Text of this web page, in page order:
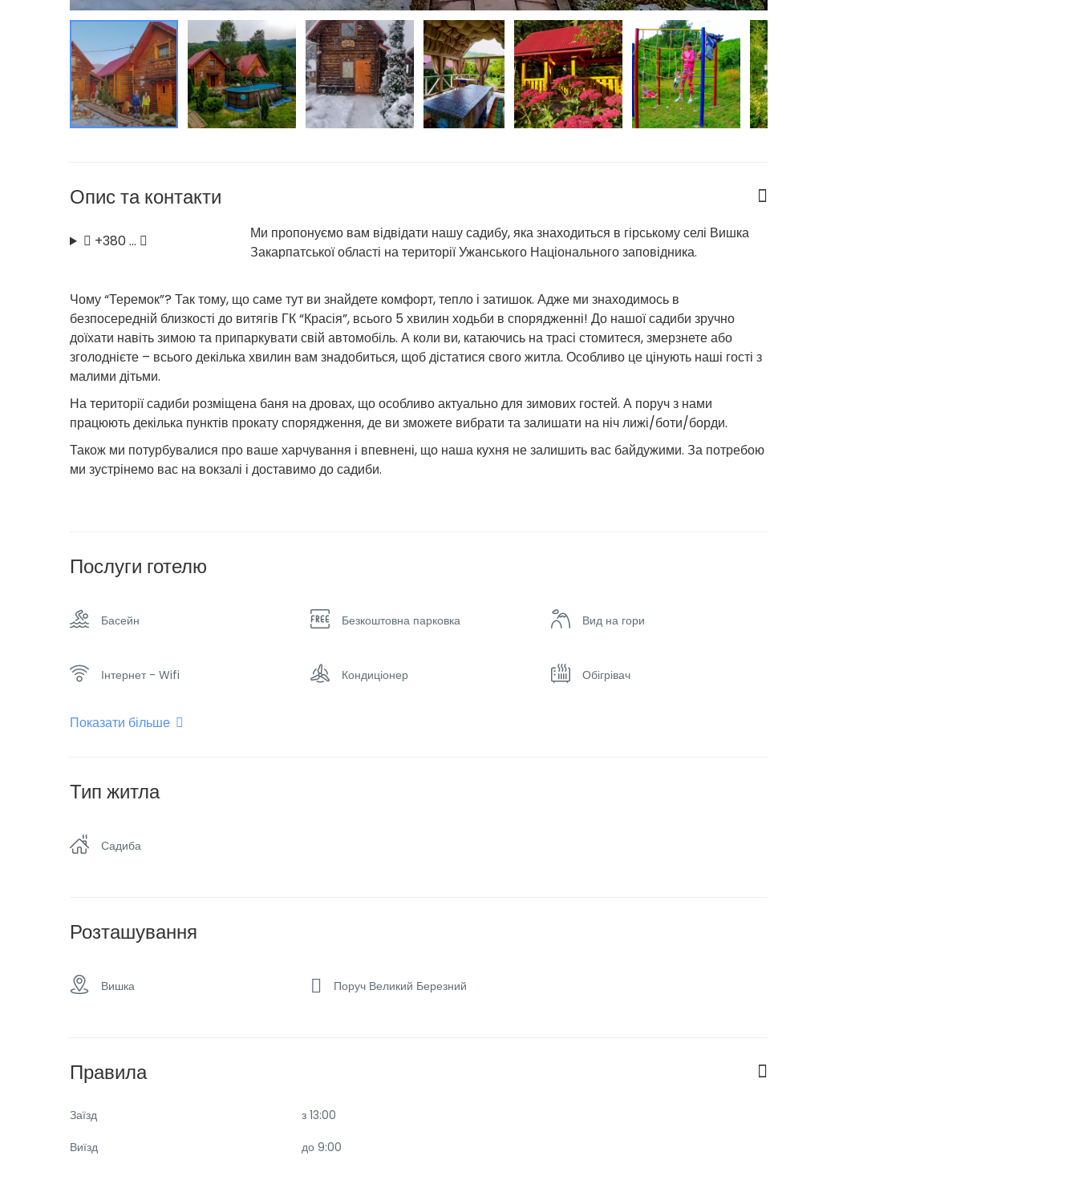
Опис та контакти
+380 …
Ми пропонуємо вам відвідати нашу садибу, яка знаходиться в гірському селі Вишка
Закарпатської області на території Ужанського Національного заповідника.
Чому “Теремок”? Так тому, що саме тут ви знайдете комфорт, тепло і затишок. Адже ми знаходимось в
безпосередній близкості до витягів ГК “Красія”, всього 5 хвилин ходьби в спорядженні! До нашої садиби зручно
доїхати навіть зимою та припаркувати свій автомобіль. А коли ви, катаючись на трасі стомитеся, змерзнете або
зголоднієте – всього декілька хвилин вам знадобиться, щоб дістатися свого житла. Особливо це цінують наші гості з
малими дітьми.
На території садиби розміщена баня на дровах, що особливо актуально для зимових гостей. А поруч з нами
працюють декілька пунктів прокату спорядження, де ви зможете вибрати та залишати на ніч лижі/боти/борди.
Також ми потурбувалися про ваше харчування і впевнені, що наша кухня не залишить вас байдужими. За потребою
ми зустрінемо вас на вокзалі і доставимо до садиби.
Послуги готелю
Басейн Безкоштовна парковка Вид на гори
Інтернет - Wifi Кондиціонер Обігрівач
Паркінг
Таксі та трансфер
Показати більше
Тип житла
Садиба
Розташування
Вишка Поруч Великий Березний
Правила
Заїзд
з 13:00
Виїзд
до 9:00